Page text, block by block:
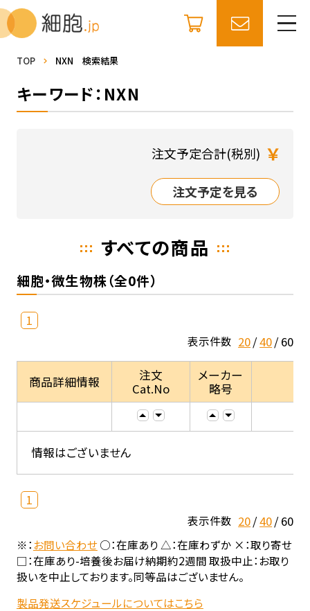
TOP NXN 検索結果
キーワード：NXN
注文予定合計(税別) ￥
注文予定を見る
すべての商品
細胞・微生物株（全0件）
1
表示件数 20 40 60
商品詳細情報
注文
Cat.No
メーカー
略号
情報はございません
1
表示件数 20 40 60
※：お問い合わせ○：在庫あり △：在庫わずか ×：取り寄せ
□：在庫あり-培養後お届け納期約2週間 取扱中止：お取り
扱いを中止しております。同等品はございません。
製品発送スケジュールについてはこちら